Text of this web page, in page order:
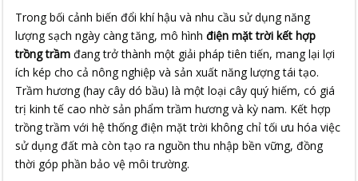
Trong bối cảnh biến đổi khí hậu và nhu cầu sử dụng năng
lượng sạch ngày càng tăng, mô hìnhđiện mặt trời kết hợp
trồng trầm đang trở thành một giải pháp tiên tiến, mang lại lợi
ích kép cho cả nông nghiệp và sản xuất năng lượng tái tạo.
Trầm hương (hay cây dó bầu) là một loại cây quý hiếm, có giá
trị kinh tế cao nhờ sản phẩm trầm hương và kỳ nam. Kết hợp
trồng trầm với hệ thống điện mặt trời không chỉ tối ưu hóa việc
sử dụng đất mà còn tạo ra nguồn thu nhập bền vững, đồng
thời góp phần bảo vệ môi trường.